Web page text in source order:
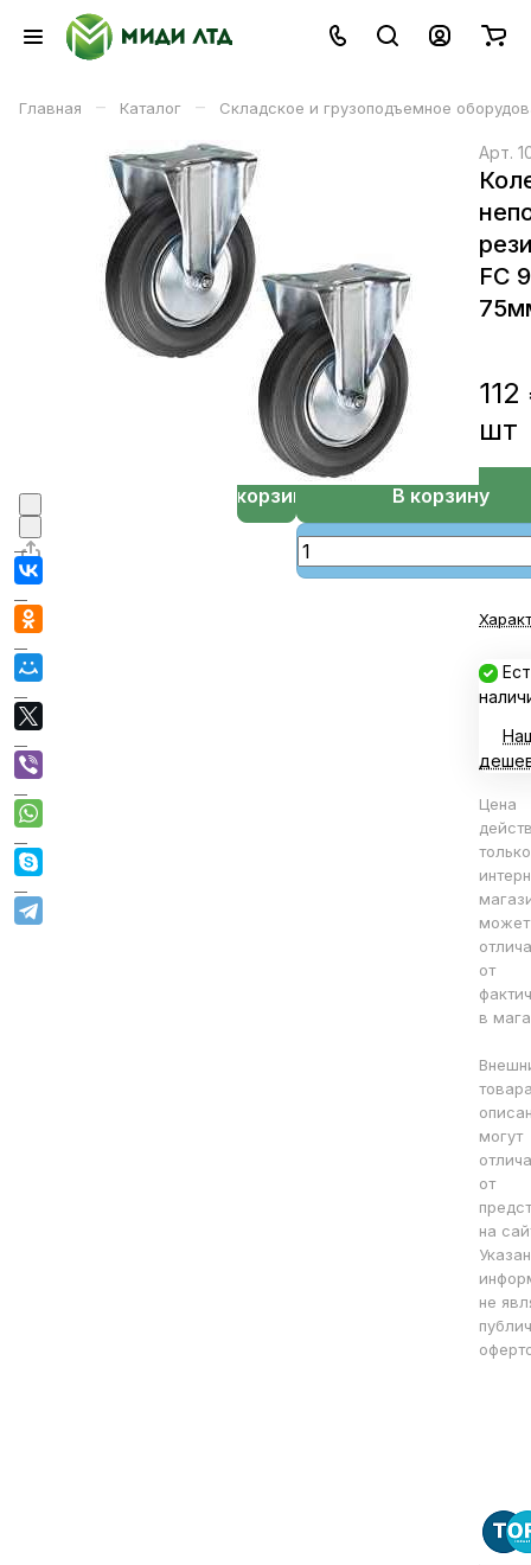
Главная – Каталог – Складское и грузоподъемное
Арт.
FC
шт
В корзину
В корзине
Цена
может
от
в
могут
от
на
не